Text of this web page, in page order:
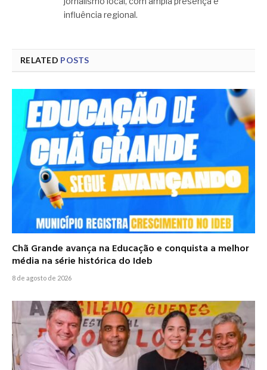
influência regional.
RELATED POSTS
Chã Grande avança na Educação e conquista a melhor
média na série histórica do Ideb
8 de agosto de 2026